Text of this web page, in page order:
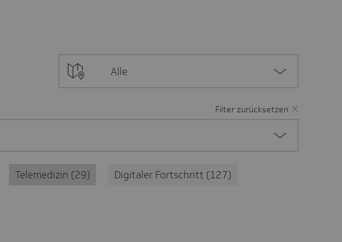
Filter zurücksetzen
Telemedizin 29 Digitaler Fortschritt 127
Alle